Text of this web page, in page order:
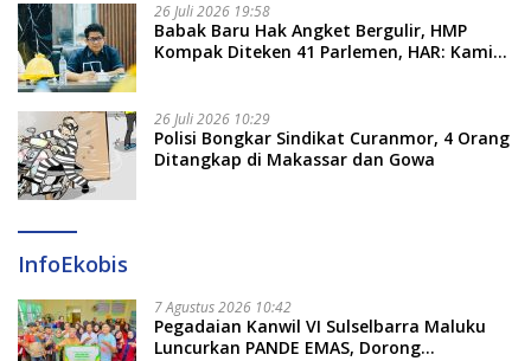
26 Juli 2026 19:58
​Babak Baru Hak Angket Bergulir, HMP
Kompak Diteken 41 Parlemen, HAR: Kami
26 Juli 2026 10:29
Polisi Bongkar Sindikat Curanmor, 4 Orang
Ditangkap di Makassar dan Gowa
InfoEkobis
7 Agustus 2026 10:42
Pegadaian Kanwil VI Sulselbarra Maluku
Luncurkan PANDE EMAS, Dorong